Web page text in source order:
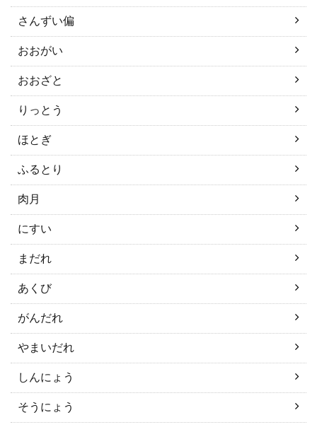
さんずい偏
おおがい
おおざと
りっとう
ほとぎ
ふるとり
肉月
にすい
まだれ
あくび
がんだれ
やまいだれ
しんにょう
そうにょう